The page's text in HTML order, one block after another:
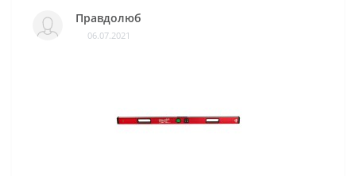
Правдолюб
06.07.2021